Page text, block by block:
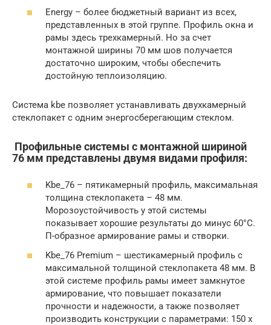
Energy – более бюджетный вариант из всех,
представленных в этой группе. Профиль окна и
рамы здесь трехкамерный. Но за счет
монтажной ширины 70 мм шов получается
достаточно широким, чтобы обеспечить
достойную теплоизоляцию.
Система kbe позволяет устанавливать двухкамерный
стеклопакет с одним энергосберегающим стеклом.
Профильные системы с монтажной шириной
76 мм представлены двумя видами профиля:
Kbe_76 – пятикамерный профиль, максимальная
толщина стеклопакета – 48 мм.
Морозоустойчивость у этой системы
показывает хорошие результаты до минус 60°С.
П-образное армирование рамы и створки.
Kbe_76 Premium – шестикамерный профиль с
максимальной толщиной стеклопакета 48 мм. В
этой системе профиль рамы имеет замкнутое
армирование, что повышает показатели
прочности и надежности, а также позволяет
производить конструкции с параметрами: 150 х